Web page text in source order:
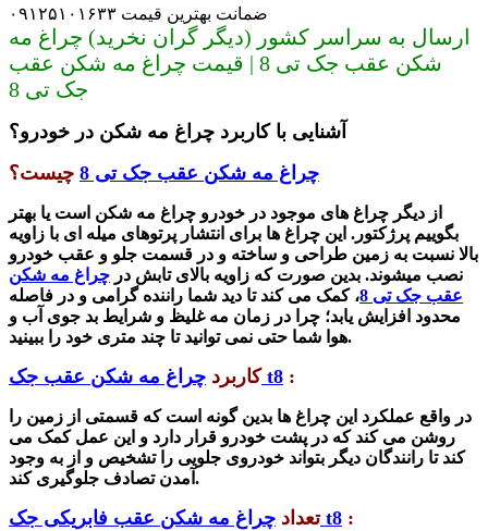
ضمانت بهترین قیمت ۰۹۱۲۵۱۰۱۶۳۳
ارسال به سراسر کشور (دیگر گران نخرید) چراغ مه
شکن عقب جک تی 8 | قیمت چراغ مه شکن عقب
جک تی 8
شنایی باکاربرد چراغ مه شکن در خودرو؟
چراغ مه شکن عقب جک تی 8
چیست؟
از دیگر چراغ های موجود در خودرو چراغ مه شکن است یا بهتر
بگوییم پرژکتور. این چراغ ها برای انتشار پرتوهای میله ای با زاویه
بالا نسبت به زمین طراحی و ساخته و در قسمت جلو و عقب خودرو
نصب میشوند. بدین صورت که زاویه بالای تابش در چراغ مه شکن
عقب جک تی 8
، کمک می کند تا دید شما راننده گرامی و در فاصله
محدود افزایش یابد؛ چرا در زمان مه غلیظ و شرایط بد جوی آب و
هواشما حتی نمی توانید تا چند متری خود را ببینید.
کاربردچراغ مه شکن عقب جک t8 :
در واقع عملکرد این چراغ ها بدین گونه است که قسمتی از زمین را
روشن می کند که در پشت خودرو قرار دارد و این عمل کمک می
کند تا رانندگان دیگر بتواند خودروی جلویی را تشخیص و از به وجود
آمدن تصادف جلوگیری کند.
تعدادچراغ مه شکن عقب فابریکی جک t8 :